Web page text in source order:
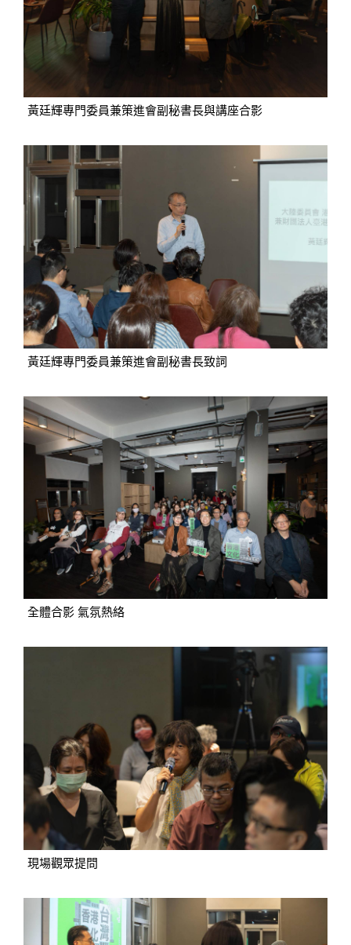
黃廷輝專門委員兼策進會副秘書長與講座合影
黃廷輝專門委員兼策進會副秘書長致詞
全體合影 氣氛熱絡
現場觀眾提問